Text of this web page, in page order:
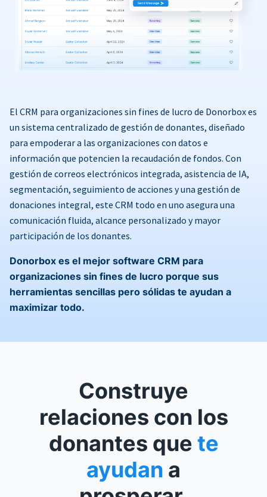
El CRM para organizaciones sin fines de lucro de Donorbox es
un sistema centralizado de gestión de donantes, diseñado
para empoderar a las organizaciones con datos e
información que potencien la recaudación de fondos. Con
gestión de correos electrónicos integrada, asistencia de IA,
segmentación, seguimiento de acciones y una gestión de
donaciones integral, este CRM todo en uno asegura una
comunicación fluida, alcance personalizado y mayor
participación de los donantes.
Donorbox es el mejor software CRM para
organizaciones sin fines de lucro porque sus
herramientas sencillas pero sólidas te ayudan a
maximizar todo.
Construye
relaciones con los
donantes que te
ayudan a